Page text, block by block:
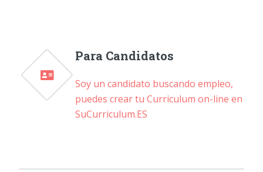
Para Candidatos
Soy un candidato buscando empleo,
puedes crear tu Curriculum on-line en
SuCurriculum.ES